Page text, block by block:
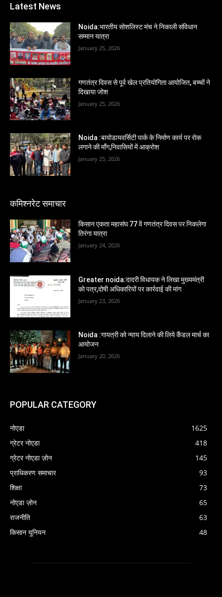
Latest News
Noida:भारतीय सोशलिस्ट मंच ने निकाली संविधान
सम्मान यात्रा
January 25, 2026
गणतंत्र दिवस से पूर्व खेल प्रतियोगिता आयोजित, बच्चों ने
दिखाया जोश
January 25, 2026
Noida :बायोडायवर्सिटी पार्क के निर्माण कार्य पर रोक
लगाने की माँग,निवासियों में आक्रोश
January 25, 2026
कमिश्नरेट समाचार
किसान एकता महासंघ 77 वें गणतंत्र दिवस पर निकलेगा
तिरंगा यात्रा
January 24, 2026
Greater noida:दादरी विधायक ने लिखा मुख्यमंत्री
को पत्र,दोषी अधिकारियों पर कार्रवाई की मांग
January 23, 2026
Noida :गायत्री को न्याय दिलाने की लिये कैंडल मार्च का
आयोजन
January 20, 2026
POPULAR CATEGORY
नोएडा
1625
ग्रेटर नोएडा
418
ग्रेटर नोएडा ज़ोन
145
प्राधिकरण समाचार
93
शिक्षा
73
नोएडा ज़ोन
65
राजनीति
63
किसान यूनियन
48